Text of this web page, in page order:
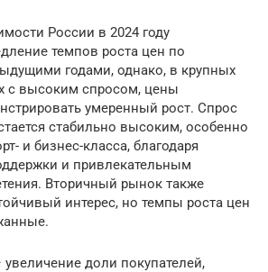
России в 2024 году
темпов роста цен по
годами, однако, в крупных
с высоким спросом, цены
умеренный рост. Спрос
стабильно высоким, особенно
и бизнес-класса, благодаря
и привлекательным
Вторичный рынок также
интерес, но темпы роста цен
доли покупателей,